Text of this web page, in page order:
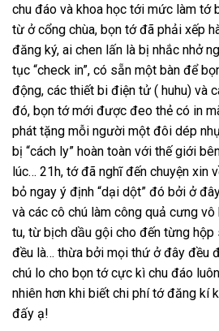
chu đáo và khoa học tới mức làm tớ
từ ở cổng chùa, bọn tớ đã phải xếp
đăng ký, ai chen lấn là bị nhắc nhở
tục “check in”, có sẵn một bàn để
động, các thiết bi điện tử ( huhu) và
đó, bọn tớ mới được đeo thẻ có in
phát tặng mỗi người một đôi dép
bị “cách ly” hoàn toàn với thế giới
lúc… 21h, tớ đã nghĩ đến chuyện xin
bỏ ngay ý định “dại dột” đó bởi ở
và các cô chú làm công quả cưng
tu, từ bịch dầu gội cho đến từng
đều là… thừa bởi mọi thứ ở đây đều
chú lo cho bọn tớ cực kì chu đáo
nhiên hơn khi biết chi phí tớ đăng kí
đấy ạ!